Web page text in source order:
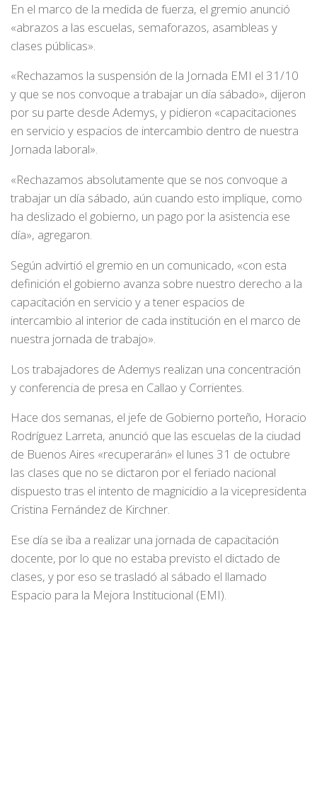
En el marco de la medida de fuerza, el gremio anunció
«abrazos a las escuelas, semaforazos, asambleas y
clases públicas».
«Rechazamos la suspensión de la Jornada EMI el 31/10
y que se nos convoque a trabajar un día sábado», dijeron
por su parte desde Ademys, y pidieron «capacitaciones
en servicio y espacios de intercambio dentro de nuestra
Jornada laboral».
«Rechazamos absolutamente que se nos convoque a
trabajar un día sábado, aún cuando esto implique, como
ha deslizado el gobierno, un pago por la asistencia ese
día», agregaron.
Según advirtió el gremio en un comunicado, «con esta
definición el gobierno avanza sobre nuestro derecho a la
capacitación en servicio y a tener espacios de
intercambio al interior de cada institución en el marco de
nuestra jornada de trabajo».
Los trabajadores de Ademys realizan una concentración
y conferencia de presa en Callao y Corrientes.
Hace dos semanas, el jefe de Gobierno porteño, Horacio
Rodríguez Larreta, anunció que las escuelas de la ciudad
de Buenos Aires «recuperarán» el lunes 31 de octubre
las clases que no se dictaron por el feriado nacional
dispuesto tras el intento de magnicidio a la vicepresidenta
Cristina Fernández de Kirchner.
Ese día se iba a realizar una jornada de capacitación
docente, por lo que no estaba previsto el dictado de
clases, y por eso se trasladó al sábado el llamado
Espacio para la Mejora Institucional (EMI).